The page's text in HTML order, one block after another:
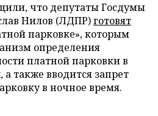
что депутаты Госдумы
Нилов (ЛДПР)готовят
парковке», которым
определения
платной парковки в
а также вводится запрет
в ночное время.